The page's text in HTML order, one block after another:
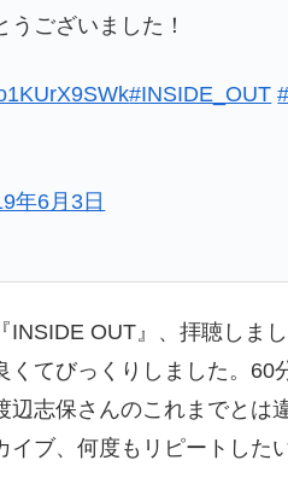
ございました！
#INSIDE_OUT
年6月3日
OUT』、拝聴しま
てびっくりしました。60
志保さんのこれまでとは
ブ、何度もリピートした